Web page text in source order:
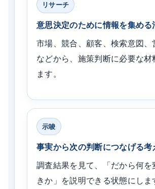
リサーチ
意思決定のために情報を集める
市場、競合、顧客、検索意図、
などから、施策判断に必要な材
ます。
示唆
事実から次の判断につなげる考
調査結果を見て、「だから何を
きか」を説明できる状態にしま